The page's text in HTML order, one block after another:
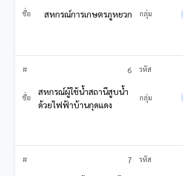
สหกรณ์การเกษตรภูหยวก
6
สหกรณ์ผู้ใช้น้ำสถานีสูบน้ำ
ด้วยไฟฟ้าบ้านกุดแดง
7